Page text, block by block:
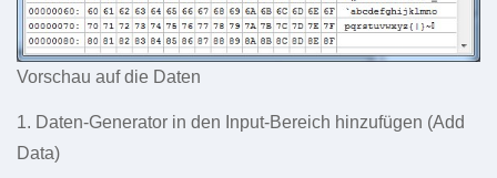
Vorschau auf die Daten
1. Daten-Generator in den Input-Bereich hinzufügen (Add
Data)